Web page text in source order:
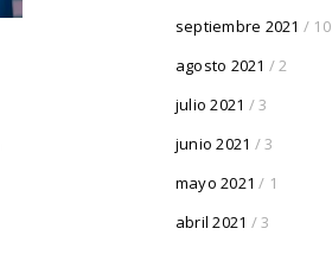
septiembre 2021 / 10
agosto 2021 / 2
julio 2021 / 3
junio 2021 / 3
mayo 2021 / 1
abril 2021 / 3